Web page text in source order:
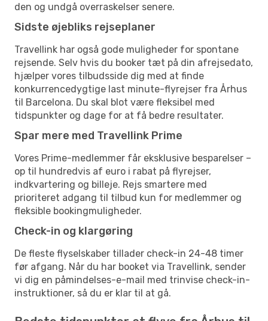
den og undgå overraskelser senere.
Sidste øjebliks rejseplaner
Travellink har også gode muligheder for spontane
rejsende. Selv hvis du booker tæt på din afrejsedato,
hjælper vores tilbudsside dig med at finde
konkurrencedygtige last minute-flyrejser fra Århus
til Barcelona. Du skal blot være fleksibel med
tidspunkter og dage for at få bedre resultater.
Spar mere med Travellink Prime
Vores Prime-medlemmer får eksklusive besparelser –
op til hundredvis af euro i rabat på flyrejser,
indkvartering og billeje. Rejs smartere med
prioriteret adgang til tilbud kun for medlemmer og
fleksible bookingmuligheder.
Check-in og klargøring
De fleste flyselskaber tillader check-in 24-48 timer
før afgang. Når du har booket via Travellink, sender
vi dig en påmindelses-e-mail med trinvise check-in-
instruktioner, så du er klar til at gå.